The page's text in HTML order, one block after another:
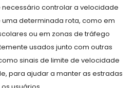
controlar a velocidade
determinada rota, como em
ou em zonas de tráfego
usados junto com outras
sinais de limite de velocidade
para ajudar a manter as estradas